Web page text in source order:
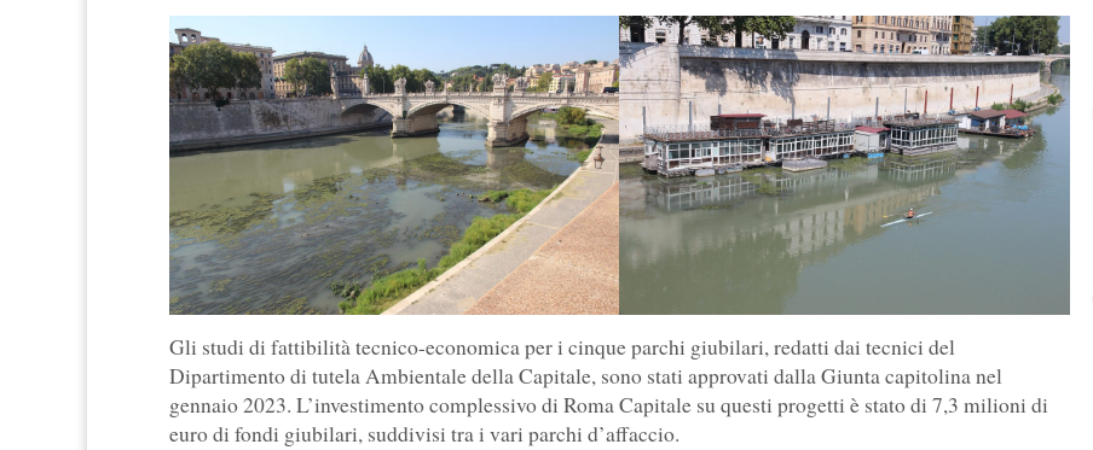
Gli studi di fattibilità tecnico-economica per i cinque parchi giubilari, redatti dai tecnici del
Dipartimento di tutela Ambientale della Capitale, sono stati approvati dalla Giunta capitolina nel
gennaio 2023. L’investimento complessivo di Roma Capitale su questi progetti è stato di 7,3 milioni di
euro di fondi giubilari, suddivisi tra i vari parchi d’affaccio.